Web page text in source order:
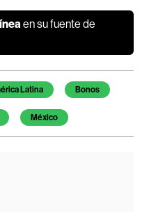
en su fuente de
Latina Bonos
México